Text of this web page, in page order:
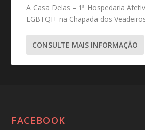
A Casa Delas – 1ª Hospedaria
LGBTQI+ na Chapada dos
CONSULTE MAIS INFORMAÇÃO
FACEBOOK